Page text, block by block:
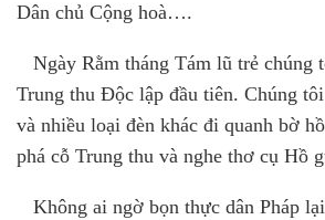
Dân chủ Cộng hoà….
Ngày Rằm tháng Tám lũ trẻ chúng
Trung thu Độc lập đầu tiên. Chúng
và nhiều loại đèn khác đi quanh bờ
phá cỗ Trung thu và nghe thơ cụ Hồ
Không ai ngờ bọn thực dân Pháp